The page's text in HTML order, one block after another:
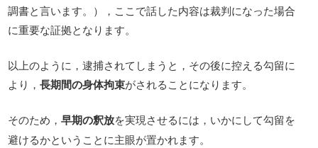
調書と言います。），ここで話した内容は裁判になった場合
に重要な証拠となります。
以上のように，逮捕されてしまうと，その後に控える勾留に
より，長期間の身体拘束がされることになります。
そのため，早期の釈放を実現させるには，いかにして勾留を
避けるかということに主眼が置かれます。